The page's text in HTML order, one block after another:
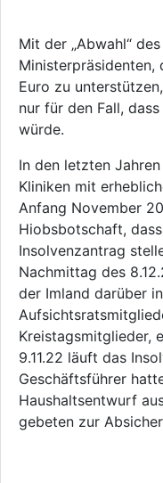
Mit der „Abwahl“
Ministerpräsidenten,
Euro zu
nur für den Fall,
würde.
In den letzten
Kliniken mit
Anfang November
Hiobsbotschaft,
Insolvenzantrag
Nachmittag des
der Imland darüber
Kreistagsmitglieder,
9.11.22 läuft das
Geschäftsführer
Haushaltsentwurf
gebeten zur